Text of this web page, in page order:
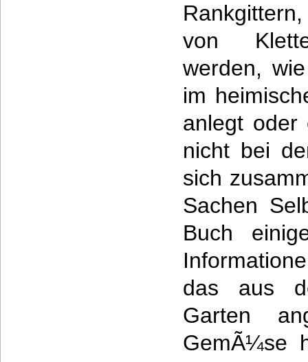
von
werden,
im
anlegt oder
nicht bei
sich
Sachen
Buch
das aus
Garten
GemÃ¼se